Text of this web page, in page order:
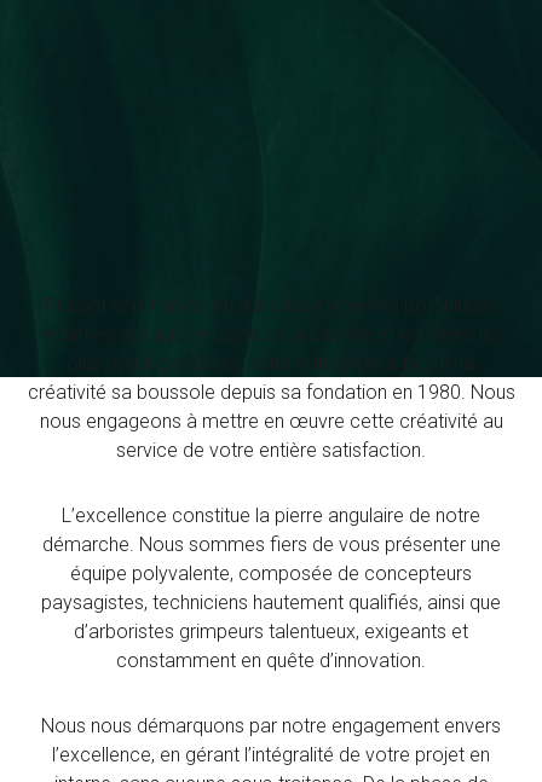
Puisant son inspiration dans les merveilles botaniques
réparties aux quatre coins de la planète et les idées les
plus avant-gardistes, notre entreprise a fait de la
créativité sa boussole depuis sa fondation en 1980. Nous
nous engageons à mettre en œuvre cette créativité au
service de votre entière satisfaction.
L’excellence constitue la pierre angulaire de notre
démarche. Nous sommes fiers de vous présenter une
équipe polyvalente, composée de concepteurs
paysagistes, techniciens hautement qualifiés, ainsi que
d’arboristes grimpeurs talentueux, exigeants et
constamment en quête d’innovation.
Nous nous démarquons par notre engagement envers
l’excellence, en gérant l’intégralité de votre projet en